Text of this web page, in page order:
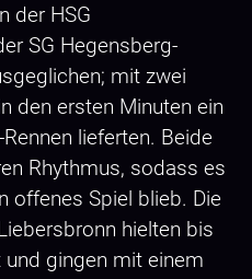
der HSG
SG Hegensberg-
mit zwei
den ersten Minuten ein
lieferten. Beide
Rhythmus, sodass es
offenes Spiel blieb. Die
hielten bis
gingen mit einem